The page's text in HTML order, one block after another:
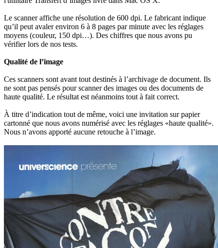
Le scanner affiche une résolution de 600 dpi. Le fabricant indique
qu’il peut avaler environ 6 à 8 pages par minute avec les réglages
moyens (couleur, 150 dpi…). Des chiffres que nous avons pu
vérifier lors de nos tests.
Qualité de l’image
Ces scanners sont avant tout destinés à l’archivage de document. Ils
ne sont pas pensés pour scanner des images ou des documents de
haute qualité. Le résultat est néanmoins tout à fait correct.
À titre d’indication tout de même, voici une invitation sur papier
cartonné que nous avons numérisé avec les réglages «haute qualité».
Nous n’avons apporté aucune retouche à l’image.